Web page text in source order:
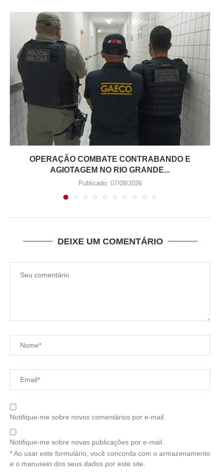
OPERAÇÃO COMBATE CONTRABANDO E
AGIOTAGEM NO RIO GRANDE...
Publicado: 07/08/2026
DEIXE UM COMENTÁRIO
Notifique-me sobre novos comentários por e-mail.
Notifique-me sobre novas publicações por e-mail.
* Ao usar este formulário, você concorda com o armazenamento
e o manuseio dos seus dados por este site.